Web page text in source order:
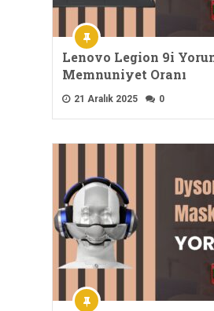
Lenovo Legion 9i
Memnuniyet Oranı
21 Aralık 2025 0